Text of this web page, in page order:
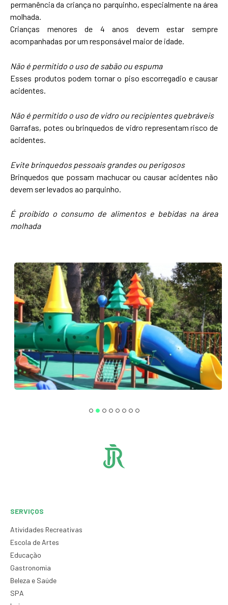
permanência da criança no parquinho, especialmente na área
molhada.
Crianças menores de 4 anos devem estar sempre
acompanhadas por um responsável maior de idade.
Não é permitido o uso de sabão ou espuma
Esses produtos podem tornar o piso escorregadio e causar
acidentes.
Não é permitido o uso de vidro ou recipientes quebráveis
Garrafas, potes ou brinquedos de vidro representam risco de
acidentes.
Evite brinquedos pessoais grandes ou perigosos
Brinquedos que possam machucar ou causar acidentes não
devem ser levados ao parquinho.
É proibido o consumo de alimentos e bebidas na área
molhada
SERVIÇOS
Atividades Recreativas
Escola de Artes
Educação
Gastronomia
Beleza e Saúde
SPA